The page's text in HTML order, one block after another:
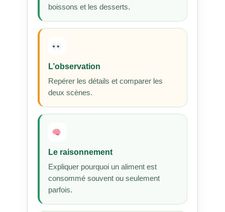
boissons et les desserts.
L’observation
Repérer les détails et comparer les
deux scènes.
Le raisonnement
Expliquer pourquoi un aliment est
consommé souvent ou seulement
parfois.